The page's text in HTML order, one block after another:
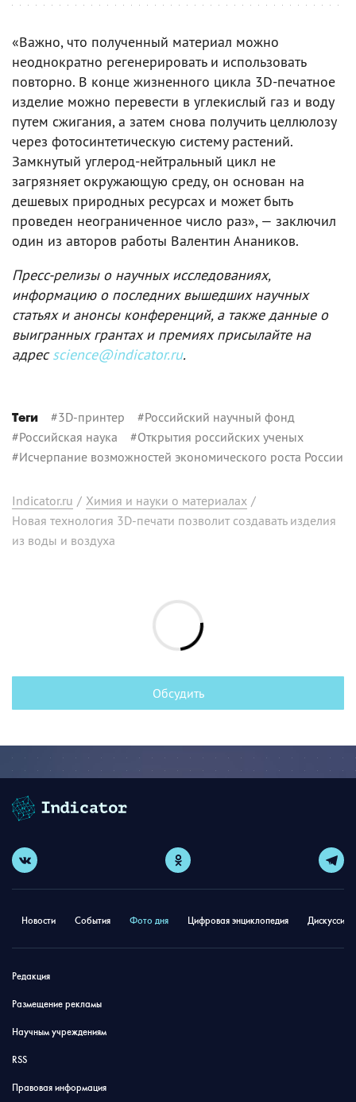
«Важно, что полученный материал можно
неоднократно регенерировать и использовать
повторно. В конце жизненного цикла 3D-печатное
изделие можно перевести в углекислый газ и воду
путем сжигания, а затем снова получить целлюлозу
через фотосинтетическую систему растений.
Замкнутый углерод-нейтральный цикл не
загрязняет окружающую среду, он основан на
дешевых природных ресурсах и может быть
проведен неограниченное число раз», — заключил
один из авторов работы Валентин Анаников.
Пресс-релизы о научных исследованиях,
информацию о последних вышедших научных
статьях и анонсы конференций, а также данные о
выигранных грантах и премиях присылайте на
адресscience@indicator.ru.
Теги #3D-принтер #Российский научный фонд
#Российская наука #Открытия российских ученых
#Исчерпание возможностей экономического роста России
Indicator.ru / Химия и науки о материалах /
Новая технология 3D-печати позволит создавать изделия
из воды и воздуха
Обсудить
Новости События Фото дня Цифровая энциклопедия
Редакция
Размещение рекламы
Научным учреждениям
RSS
Правовая информация